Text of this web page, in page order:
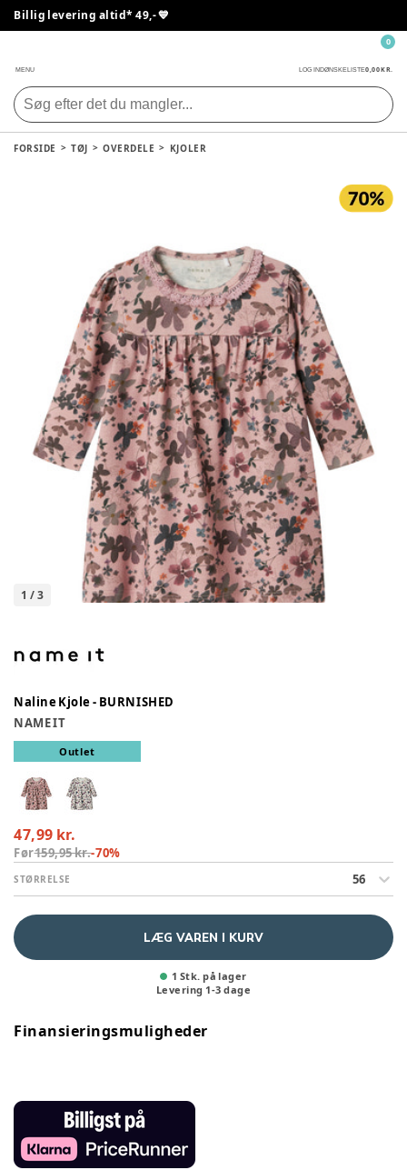
Billig levering altid* 49,- 💙
MENU LOG INDØNSKELISTE0,00 KR.
0
FORSIDE TØJ OVERDELE KJOLER
1 /3
Naline Kjole - BURNISHED
NAME IT
Outlet
47,99 kr.
Før159,95 kr.-70%
STØRRELSE 56
LÆG VAREN I KURV
1 Stk. på lager
Levering 1-3 dage
Finansieringsmuligheder